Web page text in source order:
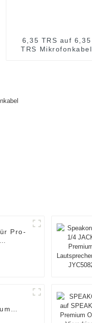
6,35 TRS auf 6,35
TRS Mikrofonkabel
Pro-